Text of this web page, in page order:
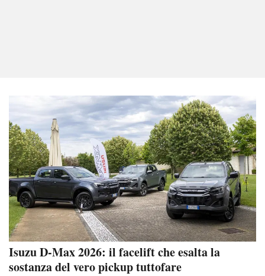
Isuzu D-Max 2026: il facelift che esalta la
sostanza del vero pickup tuttofare